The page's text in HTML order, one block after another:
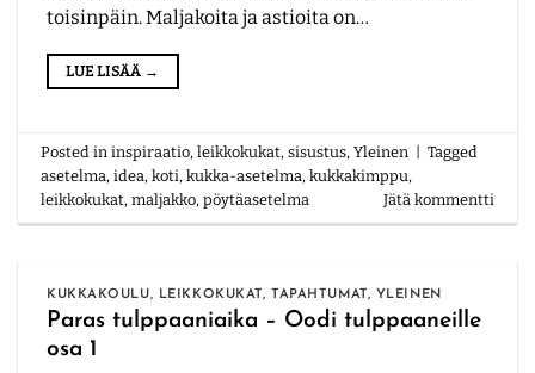
toisinpäin. Maljakoita ja astioita on…
LUE LISÄÄ →
Posted ininspiraatio,leikkokukat,sisustus,Yleinen
Tagged
asetelma,idea,koti,kukka-asetelma,kukkakimppu,
leikkokukat,maljakko,pöytäasetelma Jätä kommentti
KUKKAKOULU, LEIKKOKUKAT , TAPAHTUMAT , YLEINEN
Paras tulppaaniaika – Oodi tulppaaneille
osa 1